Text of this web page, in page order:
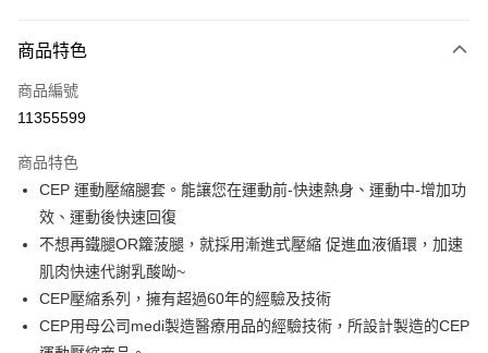
信用卡一次付款
超商取貨付款
運送方式
全家取貨付款
每筆NT$60，滿NT$1,000(含以上)免運費
7-11取貨付款
每筆NT$60，滿NT$1,000(含以上)免運費
商品特色
商品編號
11355599
商品特色
CEP 運動壓縮腿套。能讓您在運動前-快速熱身、運動中-增加功
效、運動後快速回復
不想再鐵腿OR籮菠腿，就採用漸進式壓縮 促進血液循環，加速
肌肉快速代謝乳酸呦~
CEP壓縮系列，擁有超過60年的經驗及技術
CEP用母公司medi製造醫療用品的經驗技術，所設計製造的CEP